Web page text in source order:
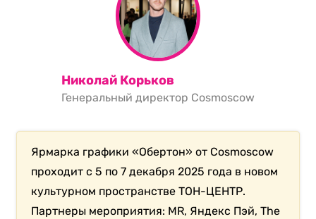
Николай Корьков
Генеральный директор Сosmoscow
Ярмарка графики «Обертон» от Cosmoscow
проходит с 5 по 7 декабря 2025 года в новом
культурном пространстве ТОН-ЦЕНТР.
Партнеры мероприятия: MR, Яндекс Пэй, The